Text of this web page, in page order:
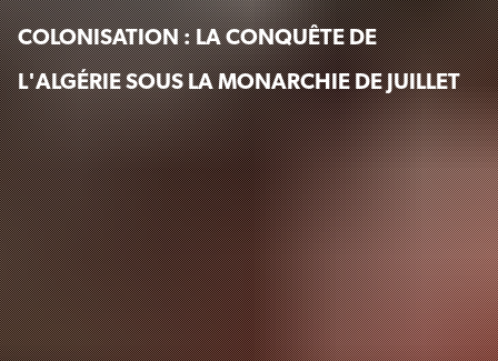
COLONISATION : LA CONQUÊTE DE
L'ALGÉRIE SOUS LA MONARCHIE DE JUILLET